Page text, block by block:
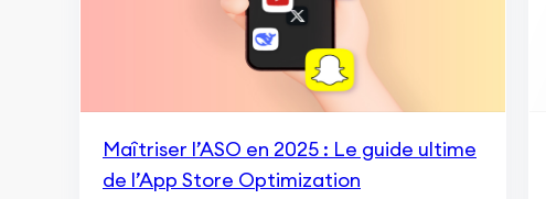
Maîtriser l’ASO en 2025 : Le guide ultime
de l’App Store Optimization